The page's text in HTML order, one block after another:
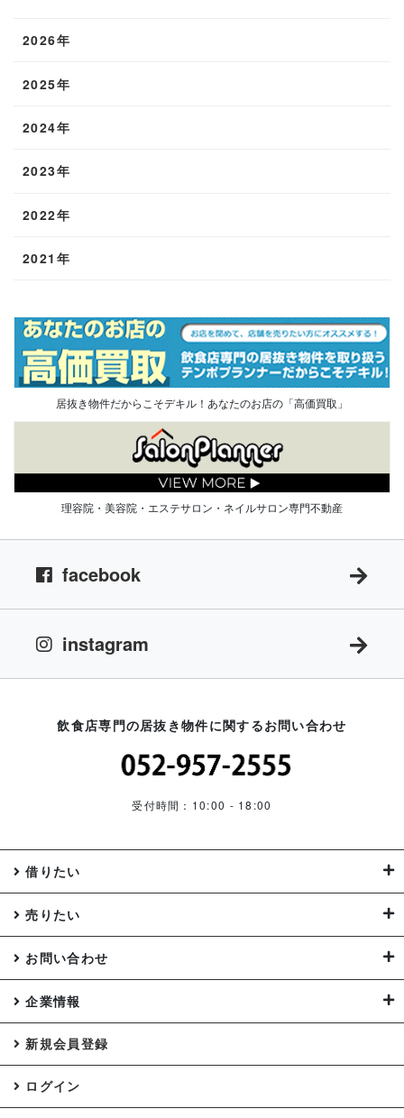
2026年
2025年
2024年
2023年
2022年
2021年
居抜き物件だからこそデキル！あなたのお店の「高価買取」
理容院・美容院・エステサロン・ネイルサロン専門不動産
facebook
instagram
飲食店専門の居抜き物件に関するお問い合わせ
受付時間：10:00 - 18:00
借りたい
売りたい
お問い合わせ
企業情報
新規会員登録
ログイン